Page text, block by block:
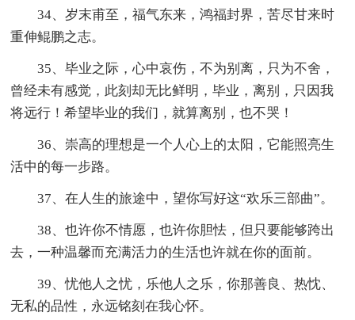
34、岁末甫至，福气东来，鸿福封界，苦尽甘来时
重伸鲲鹏之志。
35、毕业之际，心中哀伤，不为别离，只为不舍，
曾经未有感觉，此刻却无比鲜明，毕业，离别，只因我
将远行！希望毕业的我们，就算离别，也不哭！
36、崇高的理想是一个人心上的太阳，它能照亮生
活中的每一步路。
37、在人生的旅途中，望你写好这“欢乐三部曲”。
38、也许你不情愿，也许你胆怯，但只要能够跨出
去，一种温馨而充满活力的生活也许就在你的面前。
39、忧他人之忧，乐他人之乐，你那善良、热忱、
无私的品性，永远铭刻在我心怀。